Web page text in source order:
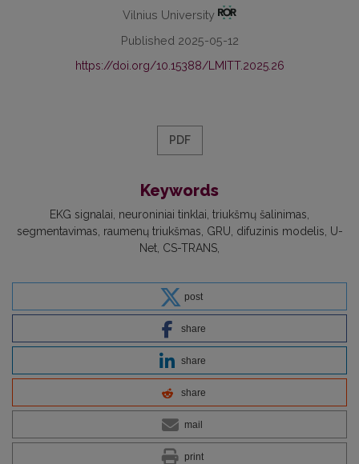
Vilnius University
Published 2025-05-12
https://doi.org/10.15388/LMITT.2025.26
PDF
Keywords
EKG signalai neuroniniai tinklai triukšmų šalinimas
segmentavimas raumenų triukšmas GRU difuzinis modelis U-
Net CS-TRANS
post
share
share
share
mail
print